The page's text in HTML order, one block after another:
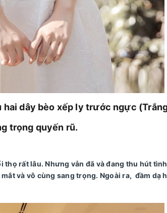
hai dây bèo xếp ly trước ngực
trọng quyến rũ.
thọ rất lâu. Nhưng vẫn đã và đang thu hút
và vô cùng sang trọng. Ngoài ra, đầm dạ